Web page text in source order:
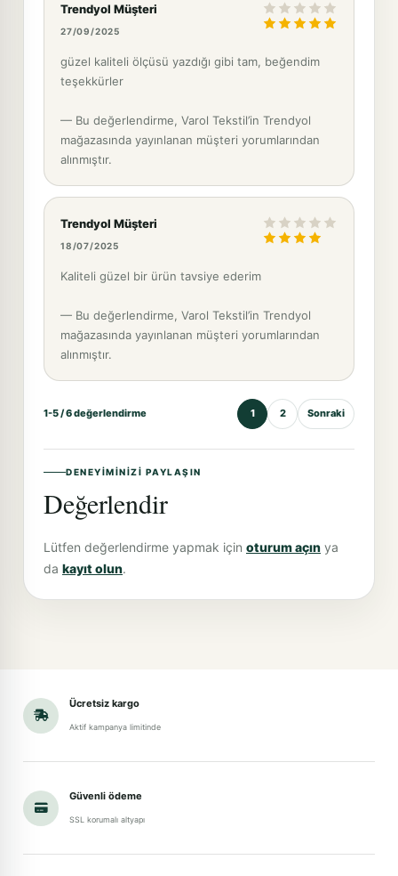
Trendyol Müşteri
27/09/2025
güzel kaliteli ölçüsü yazdığı gibi tam, beğendim
teşekkürler
— Bu değerlendirme, Varol Tekstil’in Trendyol
mağazasında yayınlanan müşteri yorumlarından
alınmıştır.
Trendyol Müşteri
18/07/2025
Kaliteli güzel bir ürün tavsiye ederim
— Bu değerlendirme, Varol Tekstil’in Trendyol
mağazasında yayınlanan müşteri yorumlarından
alınmıştır.
1-5 / 6 değerlendirme 1 2 Sonraki
DENEYIMINIZI PAYLAŞIN
Değerlendir
Lütfen değerlendirme yapmak için oturum açın ya
da kayıt olun.
Ücretsiz kargo
Aktif kampanya limitinde
Güvenli ödeme
SSL korumalı altyapı